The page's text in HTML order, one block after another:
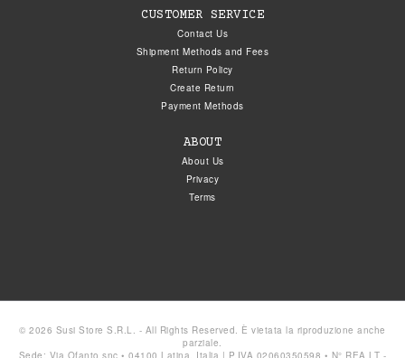
CUSTOMER SERVICE
Contact Us
Shipment Methods and Fees
Return Policy
Create Return
Payment Methods
ABOUT
About Us
Privacy
Terms
© 2026 Susi Store S.R.L. - All Rights Reserved. È vietata la riproduzione anche
parziale.